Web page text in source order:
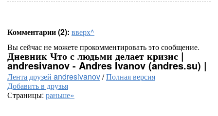
Комментарии (2): вверх^
Вы сейчас не можете прокомментировать это сообщение.
Дневник Что с людьми делает кризис |
andresivanov - Andres Ivanov (andres.su) |
Лента друзей andresivanov/Полная версия
Добавить в друзья
Страницы: раньше»